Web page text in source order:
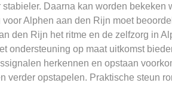
stabieler. Daarna kan worden bekeken
voor Alphen aan den Rijn moet
den Rijn het ritme en de zelfzorg in
ondersteuning op maat uitkomst
herkennen en opstaan
verder opstapelen. Praktische steun